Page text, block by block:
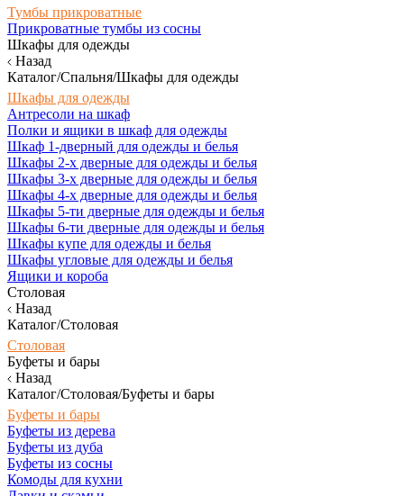
Тумбы прикроватные
Прикроватные тумбы из сосны
Шкафы для одежды
Назад
Каталог/Спальня/Шкафы для одежды
Шкафы для одежды
Антресоли на шкаф
Полки и ящики в шкаф для одежды
Шкаф 1-дверный для одежды и белья
Шкафы 2-х дверные для одежды и белья
Шкафы 3-х дверные для одежды и белья
Шкафы 4-х дверные для одежды и белья
Шкафы 5-ти дверные для одежды и белья
Шкафы 6-ти дверные для одежды и белья
Шкафы купе для одежды и белья
Шкафы угловые для одежды и белья
Ящики и короба
Столовая
Назад
Каталог/Столовая
Столовая
Буфеты и бары
Назад
Каталог/Столовая/Буфеты и бары
Буфеты и бары
Буфеты из дерева
Буфеты из дуба
Буфеты из сосны
Комоды для кухни